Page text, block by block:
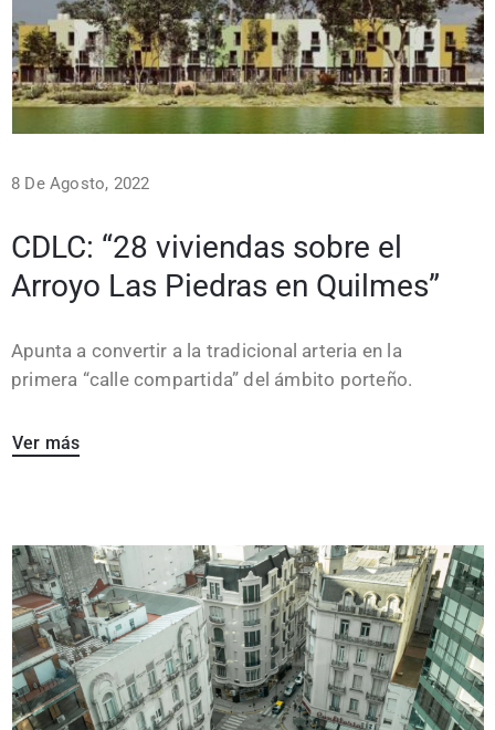
8 De Agosto, 2022
CDLC: “28 viviendas sobre el
Arroyo Las Piedras en Quilmes”
Apunta a convertir a la tradicional arteria en la
primera “calle compartida” del ámbito porteño.
Ver más